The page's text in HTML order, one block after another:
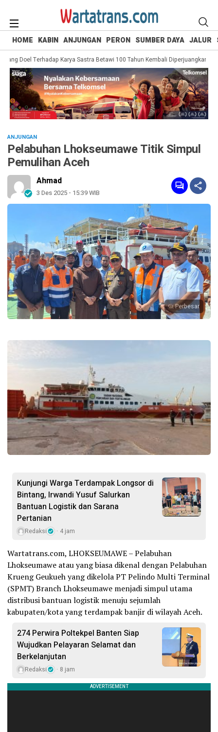
HOME KABIN ANJUNGAN PERON SUMBER DAYA JALUR
Doel Terhadap Karya Sastra Betawi 100 Tahun Kembali Diperjuangkan
ANJUNGAN
Pelabuhan Lhokseumawe Titik Simpul
Pemulihan Aceh
Ahmad
3 Des 2025 - 15:39 WIB
Perbesar
Kunjungi Warga Terdampak Longsor di
Bintang, Irwandi Yusuf Salurkan
Bantuan Logistik dan Sarana
Pertanian
Redaksi 4 jam
Wartatrans.com, LHOKSEUMAWE – Pelabuhan
Lhokseumawe atau yang biasa dikenal dengan Pelabuhan
Krueng Geukueh yang dikelola PT Pelindo Multi Terminal
(SPMT) Branch Lhokseumawe menjadi simpul utama
distribusi bantuan logistik menuju sejumlah
kabupaten/kota yang terdampak banjir di wilayah Aceh.
274 Perwira Poltekpel Banten Siap
Wujudkan Pelayaran Selamat dan
Berkelanjutan
Redaksi 8 jam